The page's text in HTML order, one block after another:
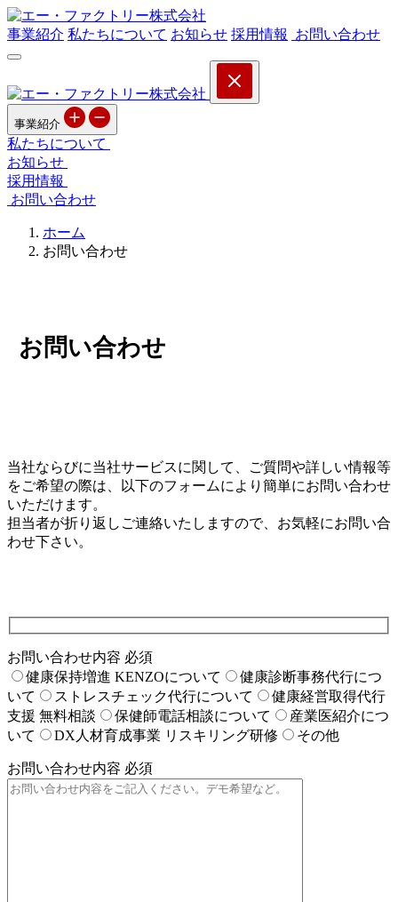
事業紹介 私たちについて お知らせ 採用情報 お問い合わせ
事業紹介
私たちについて
お知らせ
採用情報
お問い合わせ
ホーム
お問い合わせ
お問い合わせ
当社ならびに当社サービスに関して、ご質問や詳しい情報等
をご希望の際は、以下のフォームにより簡単にお問い合わせ
いただけます。
担当者が折り返しご連絡いたしますので、お気軽にお問い合
わせ下さい。
お問い合わせ内容 必須
健康保持増進 KENZOについて
健康診断事務代行につ
いて
ストレスチェック代行について
健康経営取得代行
支援 無料相談
保健師電話相談について
産業医紹介につ
いて
DX人材育成事業 リスキリング研修 その他
お問い合わせ内容 必須